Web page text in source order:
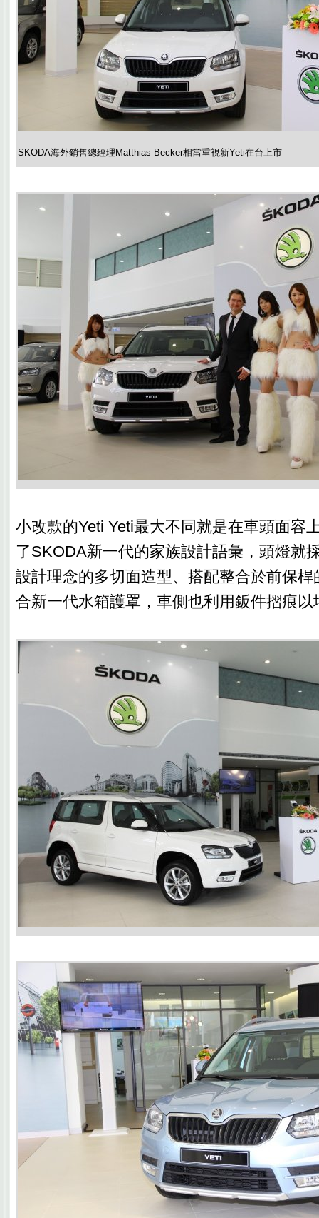
SKODA海外銷售總經理Matthias Becker相當重視新Yeti在台上市
小改款的Yeti Yeti最大不同就是在車頭面容
了SKODA新一代的家族設計語彙，頭燈就
設計理念的多切面造型、搭配整合於前保
合新一代水箱護罩，車側也利用鈑件摺痕